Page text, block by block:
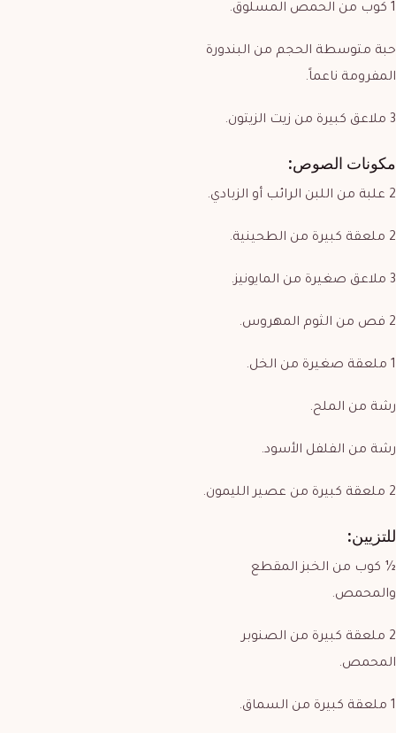
1 كوب من الحمص المسلوق.
حبة متوسطة الحجم من البندورة
المفرومة ناعماً.
3 ملاعق كبيرة من زيت الزيتون.
مكونات الصوص:
2 علبة من اللبن الرائب أو الزبادي.
2 ملعقة كبيرة من الطحينية.
3 ملاعق صغيرة من المايونيز.
2 فص من الثوم المهروس.
1 ملعقة صغيرة من الخل.
رشة من الملح.
رشة من الفلفل الأسود.
2 ملعقة كبيرة من عصير الليمون.
للتزيين:
½ كوب من الخبز المقطع
والمحمص.
2 ملعقة كبيرة من الصنوبر
المحمص.
1 ملعقة كبيرة من السماق.